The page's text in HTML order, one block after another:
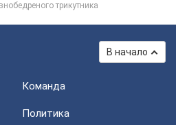
трикутника
В начало
Команда
Политика